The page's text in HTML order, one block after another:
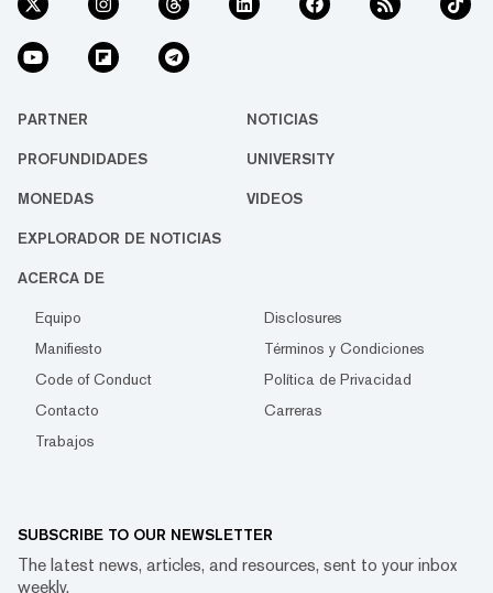
PARTNER NOTICIAS
PROFUNDIDADES UNIVERSITY
MONEDAS VIDEOS
EXPLORADOR DE NOTICIAS
ACERCA DE
Equipo
Disclosures
Manifiesto
Términos y Condiciones
Code of Conduct
Política de Privacidad
Contacto
Carreras
Trabajos
SUBSCRIBE TO OUR NEWSLETTER
The latest news, articles, and resources, sent to your inbox
weekly.